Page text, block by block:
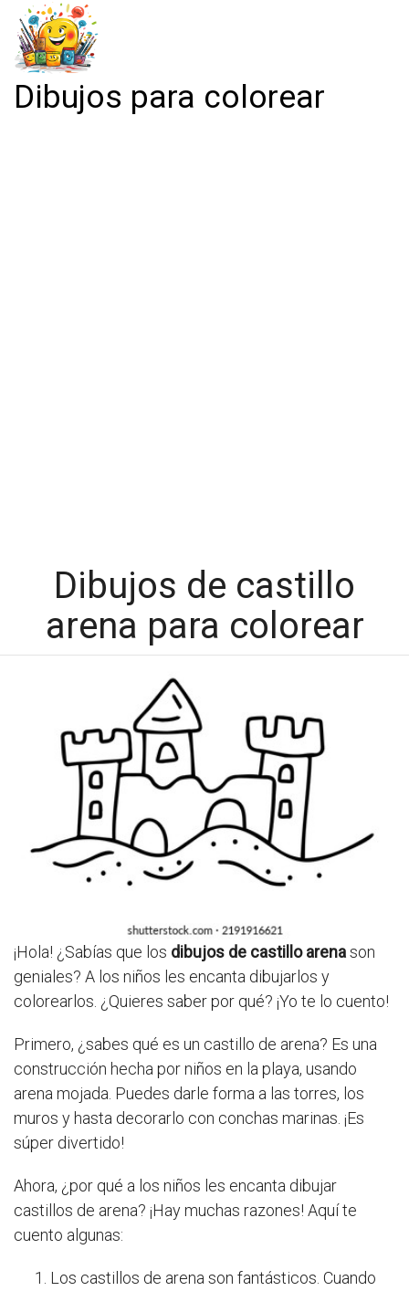
Dibujos para colorear
Dibujos de castillo
arena para colorear
¡Hola! ¿Sabías que los dibujos de castillo arenason
geniales? A los niños les encanta dibujarlos y
colorearlos. ¿Quieres saber por qué? ¡Yo te lo cuento!
Primero, ¿sabes qué es un castillo de arena? Es una
construcción hecha por niños en la playa, usando
arena mojada. Puedes darle forma a las torres, los
muros y hasta decorarlo con conchas marinas. ¡Es
súper divertido!
Ahora, ¿por qué a los niños les encanta dibujar
castillos de arena? ¡Hay muchas razones! Aquí te
cuento algunas:
Los castillos de arena son fantásticos. Cuando